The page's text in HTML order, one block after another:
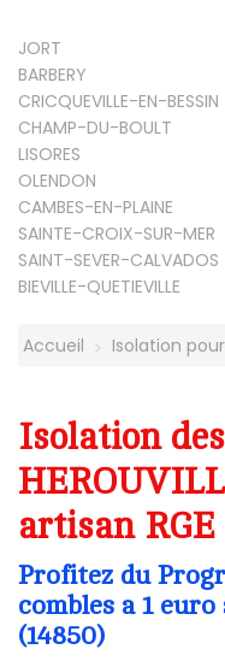
JORT
BARBERY
CRICQUEVILLE-EN-BESSIN
CHAMP-DU-BOULT
LISORES
OLENDON
CAMBES-EN-PLAINE
SAINTE-CROIX-SUR-MER
SAINT-SEVER-CALVADOS
BIEVILLE-QUETIEVILLE
Accueil Isolation
Isolation
artisan RGE
Profitez du
combles a 1
(14850)